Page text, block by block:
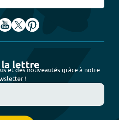
la lettre
et des nouveautés grâce à notre
!